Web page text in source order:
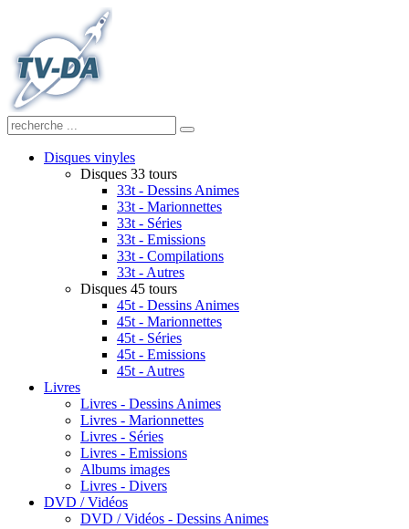
Disques vinyles
Disques 33 tours
33t - Dessins Animes
33t - Marionnettes
33t - Séries
33t - Emissions
33t - Compilations
33t - Autres
Disques 45 tours
45t - Dessins Animes
45t - Marionnettes
45t - Séries
45t - Emissions
45t - Autres
Livres
Livres - Dessins Animes
Livres - Marionnettes
Livres - Séries
Livres - Emissions
Albums images
Livres - Divers
DVD / Vidéos
DVD / Vidéos - Dessins Animes